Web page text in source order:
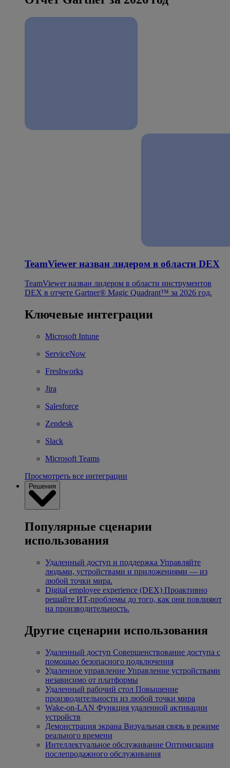
TeamViewer назван лидером в области DEX
TeamViewer назван лидером в области инструментов
DEX в отчете Gartner® Magic Quadrant™ за 2026 год.
Ключевые интеграции
Microsoft Intune
ServiceNow
Freshworks
Jira
Salesforce
Zendesk
Slack
Microsoft Teams
Просмотреть все интеграции
Решения
Популярные сценарии
использования
Удаленный доступ и поддержка Управляйте
людьми, устройствами и приложениями — из
любой точки мира.
Digital employee experience (DEX) Проактивно
решайте ИТ-проблемы до того, как они повлияют
на производительность.
Другие сценарии использования
Удаленный доступ Совершенствование доступа с
помощью безопасного подключения
Удаленное управление Управление устройствами
независимо от платформы
Удаленный рабочий стол Повышение
производительности из любой точки мира
Wake-on-LAN Функция удаленной активации
устройств
Демонстрация экрана Визуальная связь в режиме
реального времени
Интеллектуальное обслуживание Оптимизация
послепродажного обслуживания